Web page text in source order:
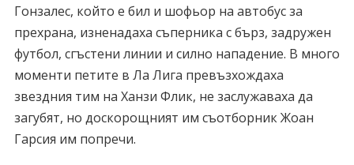
Гонзалес, който е бил и шофьор на автобус за
прехрана, изненадаха съперника с бърз, задружен
футбол, сгъстени линии и силно нападение. В много
моменти петите в Ла Лига превъзхождаха
звездния тим на Ханзи Флик, не заслужаваха да
загубят, но доскорощният им съотборник Жоан
Гарсия им попречи.